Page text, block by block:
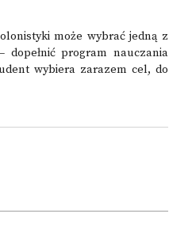
może wybrać jedną z
dopełnić program nauczania
wybiera zarazem cel, do